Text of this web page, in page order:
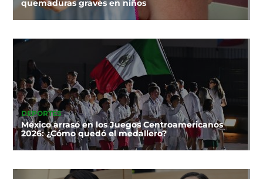
quemaduras graves en niños
DEPORTES
México arrasó en los Juegos Centroamericanos
2026: ¿Cómo quedó el medallero?